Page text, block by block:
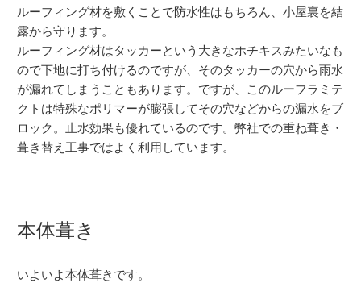
ルーフィング材を敷くことで防水性はもちろん、小屋裏を結
露から守ります。
ルーフィング材はタッカーという大きなホチキスみたいなも
ので下地に打ち付けるのですが、そのタッカーの穴から雨水
が漏れてしまうこともあります。ですが、このルーフラミテ
クトは特殊なポリマーが膨張してその穴などからの漏水をブ
ロック。止水効果も優れているのです。弊社での重ね葺き・
葺き替え工事ではよく利用しています。
本体葺き
いよいよ本体葺きです。